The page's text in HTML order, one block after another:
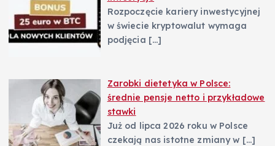
Rozpoczęcie kariery inwestycyjnej
w świecie kryptowalut wymaga
podjęcia […]
Zarobki dietetyka w Polsce:
średnie pensje netto i przykładowe
stawki
Już od lipca 2026 roku w Polsce
czekają nas istotne zmiany w […]